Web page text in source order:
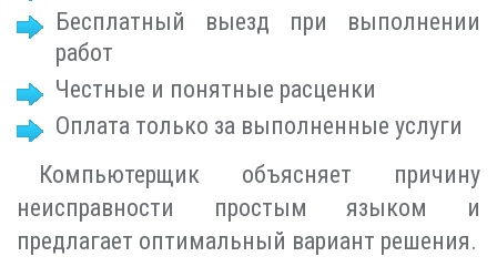
Бесплатный выезд при выполнении
работ
Честные и понятные расценки
Оплата только за выполненные услуги
Компьютерщик объясняет причину
неисправности простым языком и
предлагает оптимальный вариант решения.